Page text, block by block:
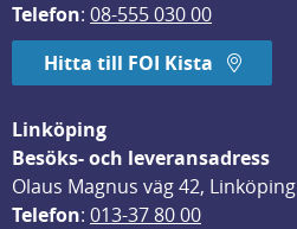
Telefon: 08-555 030 00
Hitta till FOI Kista
Linköping
Besöks- och leveransadress
Olaus Magnus väg 42, Linköping
Telefon: 013-37 80 00